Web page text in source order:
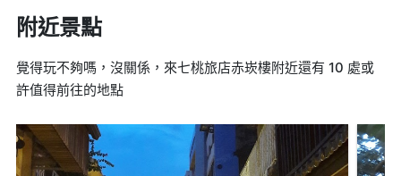
附近景點
覺得玩不夠嗎，沒關係，來七桃旅店赤崁樓附近還有 10 處或
許值得前往的地點